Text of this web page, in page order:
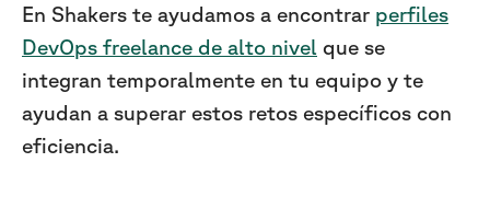
En Shakers te ayudamos a encontrar perfiles
DevOps freelance de alto nivel que se
integran temporalmente en tu equipo y te
ayudan a superar estos retos específicos con
eficiencia.